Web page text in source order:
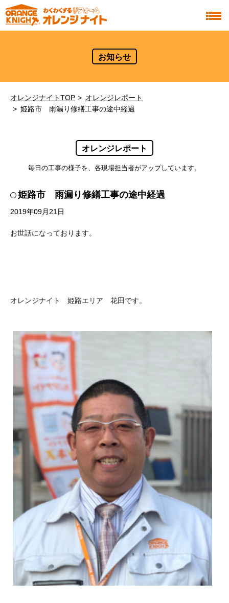
お知らせ
オレンジナイトTOP
オレンジレポート
姫路市 雨漏り修繕工事の途中経過
オレンジレポート
毎日の工事の様子を、各現場担当者がアップしています。
姫路市 雨漏り修繕工事の途中経過
2019年09月21日
お世話になっております。
オレンジナイト 姫路エリア 花田です。